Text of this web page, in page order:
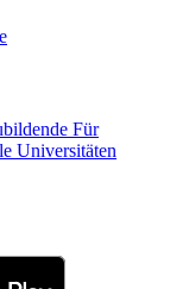
Für
Universitäten